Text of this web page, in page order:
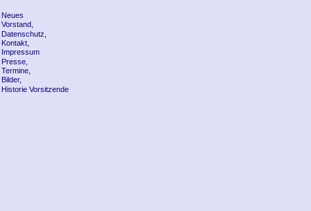
Neues
Vorstand,
Datenschutz,
Kontakt,
Impressum
Presse,
Termine,
Bilder,
Historie Vorsitzende